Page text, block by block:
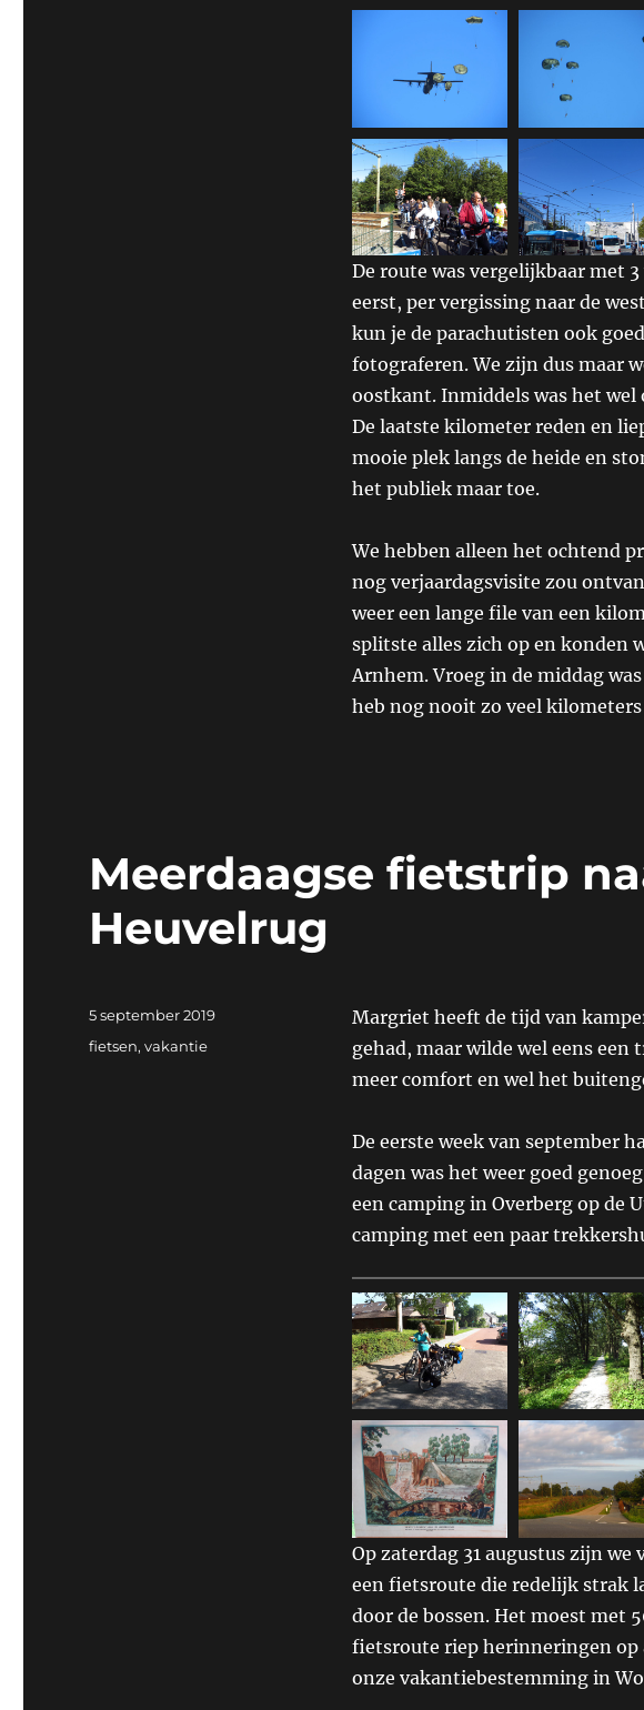
De route was vergelijkbaar met
eerst, per vergissing naar de
kun je de parachutisten ook
fotograferen. We zijn dus maar
oostkant. Inmiddels was het
De laatste kilometer reden en
mooie plek langs de heide en
het publiek maar toe.
We hebben alleen het ochtend
nog verjaardagsvisite zou
weer een lange file van een
splitste alles zich op en konden
Arnhem. Vroeg in de middag
heb nog nooit zo veel
Meerdaagse fietstrip
Heuvelrug
Margriet heeft de tijd van
gehad, maar wilde wel eens
meer comfort en wel het
De eerste week van september
dagen was het weer goed
een camping in Overberg op de
camping met een paar
Op zaterdag 31 augustus zijn
een fietsroute die redelijk strak
door de bossen. Het moest met
fietsroute riep herinneringen op
onze vakantiebestemming in
Geplaatst
op
5 september 2019
Categorieën
fietsen,vakantie